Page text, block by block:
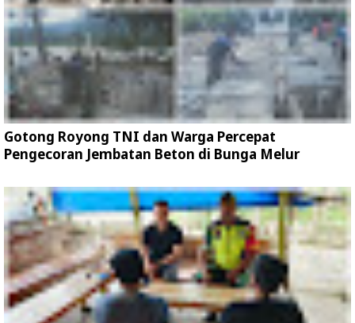
Gotong Royong TNI dan Warga Percepat
Pengecoran Jembatan Beton di Bunga Melur